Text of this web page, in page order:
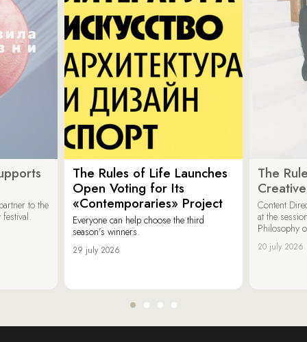
to the
festival.
The Rules of Life Launches
Open Voting for Its
«Contemporaries» Project
Everyone can help choose the third
season’s winners.
29 july 2026
The
Content
at the
Philosophy
20 july 2026